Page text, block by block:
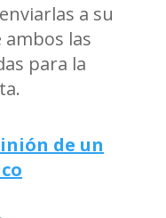
a su
ambos las
para la
de un